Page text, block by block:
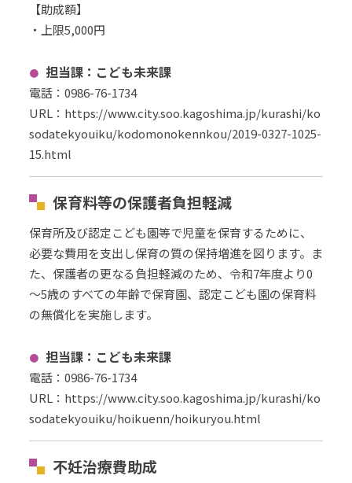
【助成額】
・上限5,000円
担当課：こども未来課
電話：0986-76-1734
URL： https://www.city.soo.kagoshima.jp/kurashi/ko
sodatekyouiku/kodomonokennkou/2019-0327-1025-
15.html
保育料等の保護者負担軽減
保育所及び認定こども園等で児童を保育するために、
必要な費用を支出し保育の質の保持増進を図ります。ま
た、保護者の更なる負担軽減のため、令和7年度より0
～5歳のすべての年齢で保育園、認定こども園の保育料
の無償化を実施します。
担当課：こども未来課
電話： 0986-76-1734
URL： https://www.city.soo.kagoshima.jp/kurashi/ko
sodatekyouiku/hoikuenn/hoikuryou.html
不妊治療費助成